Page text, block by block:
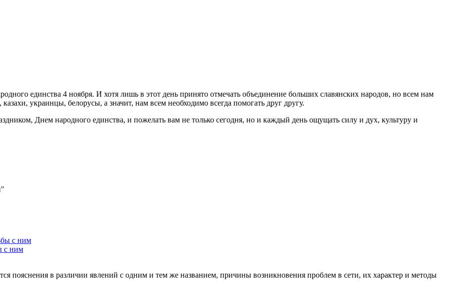
единства 4 ноября. И хотя лишь в этот день принято отмечать объединение больших славянских народов, но всем нам
украинцы, белорусы, а значит, нам всем необходимо всегда помогать друг другу.
Днем народного единства, и пожелать вам не только сегодня, но и каждый день ощущать силу и дух, культуру и
с ним
пояснения в различии явлений с одним и тем же названием, причины возникновения проблем в сети, их характер и методы